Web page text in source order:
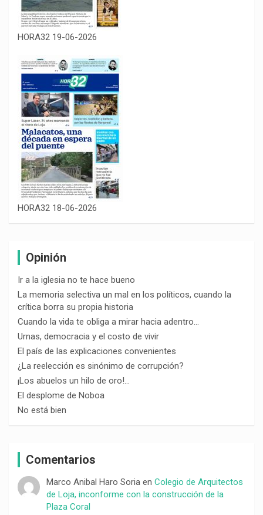
HORA32 19-06-2026
HORA32 18-06-2026
Opinión
Ir a la iglesia no te hace bueno
La memoria selectiva un mal en los políticos, cuando la
crítica borra su propia historia
Cuando la vida te obliga a mirar hacia adentro…
Urnas, democracia y el costo de vivir
El país de las explicaciones convenientes
¿La reelección es sinónimo de corrupción?
¡Los abuelos un hilo de oro!…
El desplome de Noboa
No está bien
Comentarios
Marco Anibal Haro Soriaen Colegio de Arquitectos
de Loja, inconforme con la construcción de la
Plaza Coral